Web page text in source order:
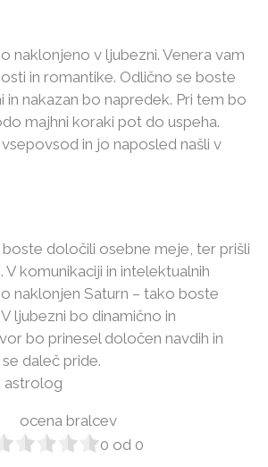
naklonjeno v ljubezni. Venera vam
in romantike. Odlično se boste
in nakazan bo napredek. Pri tem bo
majhni koraki pot do uspeha.
in jo naposled našli v
določili osebne meje, ter prišli
V komunikaciji in intelektualnih
naklonjen Saturn – tako boste
ljubezni bo dinamično in
bo prinesel določen navdih in
daleč pride.
astrolog
ocena bralcev
0 od 0